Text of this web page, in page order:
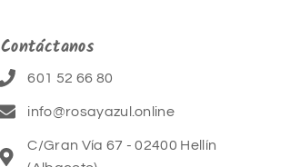
Contáctanos
601 52 66 80
info@rosayazul.online
C/Gran Vía 67 - 02400 Hellín